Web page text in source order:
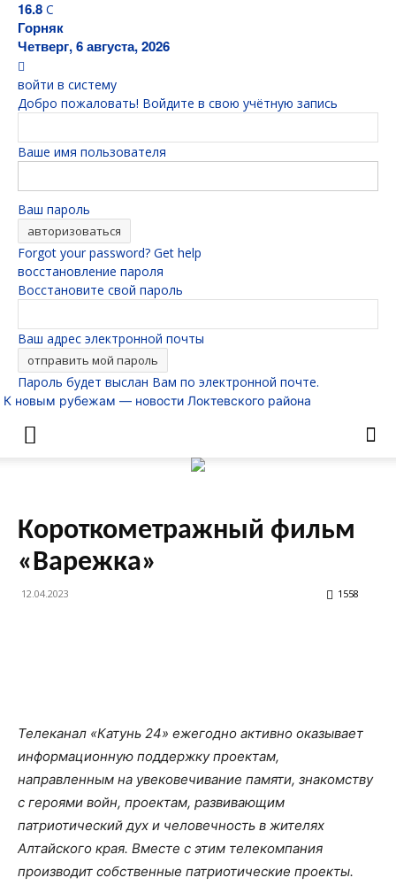
16.8 C
Горняк
Четверг, 6 августа, 2026
войти в систему
Добро пожаловать! Войдите в свою учётную запись
Ваше имя пользователя
Ваш пароль
Forgot your password? Get help
восстановление пароля
Восстановите свой пароль
Ваш адрес электронной почты
Пароль будет выслан Вам по электронной почте.
К новым рубежам — новости Локтевского района
Короткометражный фильм
«Варежка»
12.04.2023 1558
Телеканал «Катунь 24» ежегодно активно оказывает
информационную поддержку проектам,
направленным на увековечивание памяти, знакомству
с героями войн, проектам, развивающим
патриотический дух и человечность в жителях
Алтайского края. Вместе с этим телекомпания
производит собственные патриотические проекты.